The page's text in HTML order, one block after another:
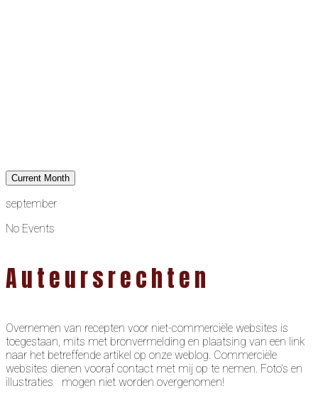
Current Month
september
No Events
Auteursrechten
Overnemen van recepten voor niet-commerciële websites is
toegestaan, mits met bronvermelding en plaatsing van een link
naar het betreffende artikel op onze weblog. Commerciële
websites dienen vooraf contact met mij op te nemen. Foto’s en
illustraties mogen niet worden overgenomen!